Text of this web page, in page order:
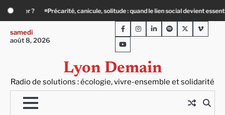
Skip
content
le lien social devient essentiel « Ça chauffe » : des acteurs du batiment
samedi
août 8, 2026
Lyon Demain
Radio de solutions : écologie, vivre-ensemble et solidarité
FacebookInstagram
LinkedInSpotifyTwitterViméo
Youtube